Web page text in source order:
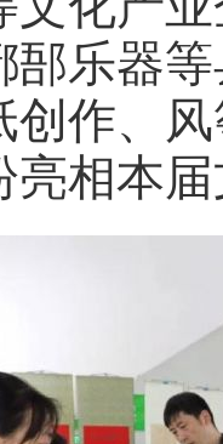
郚乐器
创作、
亮相本